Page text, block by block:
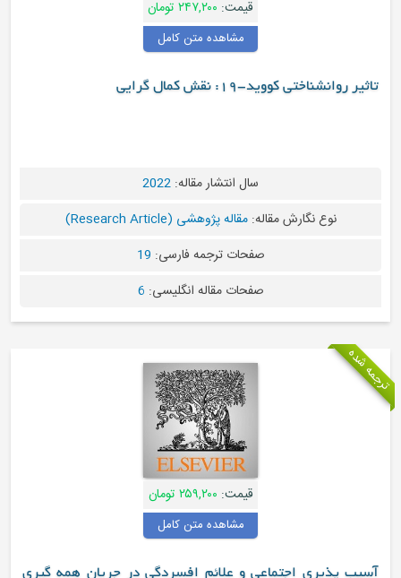
۲۴۷,۲۰۰ تومان
مشاهده متن کامل
کووید-19: نقش کمال گرایی
سال انتشار مقاله:2022
نوع نگارش مقاله:مقاله پژوهشی (Research Article)
صفحات ترجمه فارسی:19
صفحات مقاله انگلیسی:6
۲۵۹,۲۰۰ تومان
مشاهده متن کامل
اجتماعی و علائم افسردگی در جریان همه گیری